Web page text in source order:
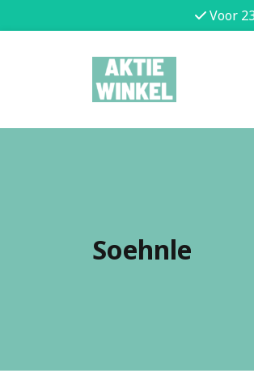
Voor
Soehnle